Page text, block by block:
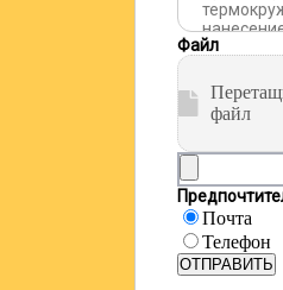
Файл
файл
Почта
Телефон
ОТПРАВИТЬ